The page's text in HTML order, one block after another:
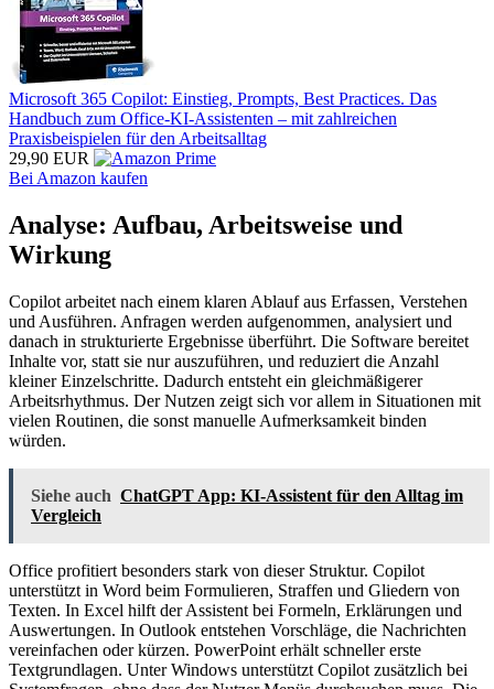
Microsoft 365 Copilot: Einstieg, Prompts, Best Practices. Das
Handbuch zum Office-KI-Assistenten – mit zahlreichen
Praxisbeispielen für den Arbeitsalltag
29,90 EUR
Bei Amazon kaufen
Analyse: Aufbau, Arbeitsweise und
Wirkung
Copilot arbeitet nach einem klaren Ablauf aus Erfassen, Verstehen
und Ausführen. Anfragen werden aufgenommen, analysiert und
danach in strukturierte Ergebnisse überführt. Die Software bereitet
Inhalte vor, statt sie nur auszuführen, und reduziert die Anzahl
kleiner Einzelschritte. Dadurch entsteht ein gleichmäßigerer
Arbeitsrhythmus. Der Nutzen zeigt sich vor allem in Situationen mit
vielen Routinen, die sonst manuelle Aufmerksamkeit binden
würden.
Siehe auch ChatGPT App: KI-Assistent für den Alltag im
Vergleich
Office profitiert besonders stark von dieser Struktur. Copilot
unterstützt in Word beim Formulieren, Straffen und Gliedern von
Texten. In Excel hilft der Assistent bei Formeln, Erklärungen und
Auswertungen. In Outlook entstehen Vorschläge, die Nachrichten
vereinfachen oder kürzen. PowerPoint erhält schneller erste
Textgrundlagen. Unter Windows unterstützt Copilot zusätzlich bei